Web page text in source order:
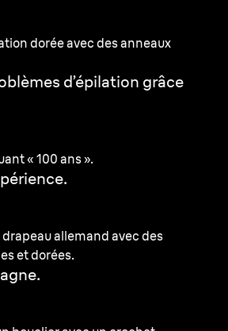
dorée avec des anneaux
d’épilation grâce
« 100 ans ».
allemand avec des
et dorées.